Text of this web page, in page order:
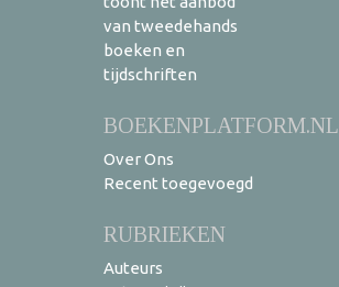
van tweedehands
boeken en
tijdschriften
BOEKENPLATFORM.NL
Over Ons
Recent toegevoegd
RUBRIEKEN
Auteurs